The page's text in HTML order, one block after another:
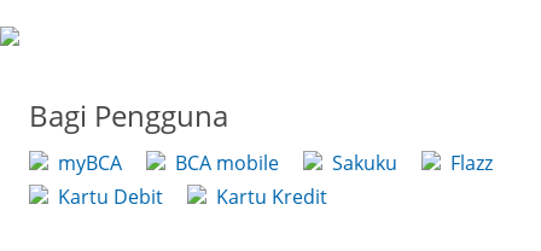
Bagi Pengguna
myBCA BCA mobile Sakuku
Flazz
Kartu Debit
Kartu Kredit